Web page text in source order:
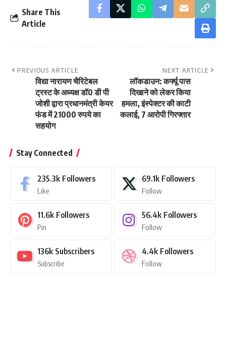
Share This
Article
PREVIOUS ARTICLE
विद्या नारायण चैरिटेबल
ट्रस्ट के अध्यक्ष डॉ0 डी पी
जोशी द्वारा प्रधानमंत्री केयर
फंड में 21000 रुपये का
सहयोग
NEXT ARTICLE
लॉकडाउन: कर्फ्यू पास
दिखाने को लेकर किया
हमला, इंस्पेक्टर की काटी
कलाई, 7 आरोपी गिरफ्तार
Stay Connected
235.3k Followers
Like
69.1k Followers
Follow
11.6k Followers
Pin
56.4k Followers
Follow
136k Subscribers
Subscribe
4.4k Followers
Follow